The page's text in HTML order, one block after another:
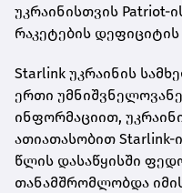
უკრაინისთვის Patriot-
რაკეტების
Starlink უკრაინის
ერთი
ინფორმაციით,
ათიათასობით Starlink-
წლის დასაწყისში
თანამშრომლობდა